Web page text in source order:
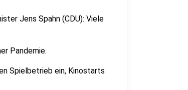
Jens Spahn (CDU): Viele
Pandemie.
Spielbetrieb ein, Kinostarts